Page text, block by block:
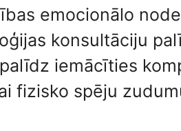
emocionālo
konsultāciju
iemācīties
fizisko spēju